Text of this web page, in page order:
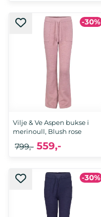
-30%
Vilje & Ve Aspen bukse i
merinoull, Blush rose
559,-
799,-
-30%